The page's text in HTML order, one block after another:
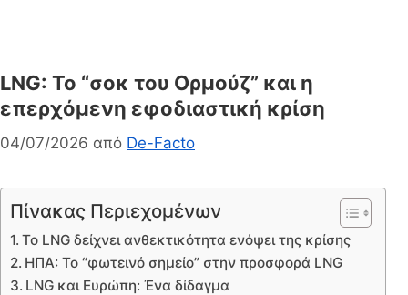
LNG: Το “σοκ του Ορμούζ” και η
επερχόμενη εφοδιαστική κρίση
04/07/2026 από De-Facto
Πίνακας Περιεχομένων
Το LNG δείχνει ανθεκτικότητα ενόψει της κρίσης
ΗΠΑ: Το “φωτεινό σημείο” στην προσφορά LNG
LNG και Ευρώπη: Ένα δίδαγμα